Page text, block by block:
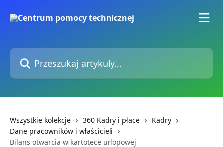
Przeszukaj artykuły...
Wszystkie kolekcje 360 Kadry i płace
Kadry
Dane pracowników i właścicieli
Bilans otwarcia w kartotece urlopowej